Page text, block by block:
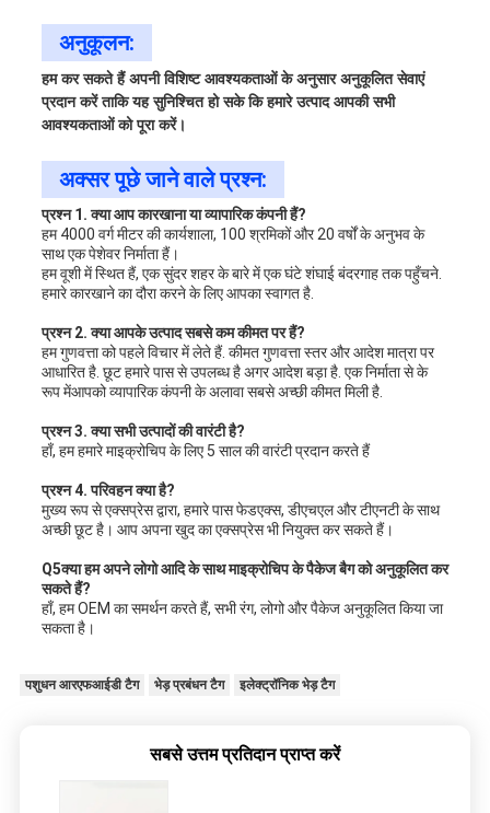
अनुकूलन:
हम कर सकते हैं अपनी विशिष्ट आवश्यकताओं के अनुसार अनुकूलित सेवाएं
प्रदान करें ताकि यह सुनिश्चित हो सके कि हमारे उत्पाद आपकी सभी
आवश्यकताओं को पूरा करें।
अक्सर पूछे जाने वाले प्रश्न:
प्रश्न 1. क्या आप कारखाना या व्यापारिक कंपनी हैं?
हम 4000 वर्ग मीटर की कार्यशाला, 100 श्रमिकों और 20 वर्षों के अनुभव के
साथ एक पेशेवर निर्माता हैं।
हम वूशी में स्थित हैं, एक सुंदर शहर के बारे में एक घंटे शंघाई बंदरगाह तक पहुँचने.
हमारे कारखाने का दौरा करने के लिए आपका स्वागत है.
प्रश्न 2. क्या आपके उत्पाद सबसे कम कीमत पर हैं?
हम गुणवत्ता को पहले विचार में लेते हैं. कीमत गुणवत्ता स्तर और आदेश मात्रा पर
आधारित है. छूट हमारे पास से उपलब्ध है अगर आदेश बड़ा है. एक निर्माता से के
रूप मेंआपको व्यापारिक कंपनी के अलावा सबसे अच्छी कीमत मिली है.
प्रश्न 3. क्या सभी उत्पादों की वारंटी है?
हाँ, हम हमारे माइक्रोचिप के लिए 5 साल की वारंटी प्रदान करते हैं
प्रश्न 4. परिवहन क्या है?
मुख्य रूप से एक्सप्रेस द्वारा, हमारे पास फेडएक्स, डीएचएल और टीएनटी के साथ
अच्छी छूट है। आप अपना खुद का एक्सप्रेस भी नियुक्त कर सकते हैं।
Q5क्या हम अपने लोगो आदि के साथ माइक्रोचिप के पैकेज बैग को अनुकूलित कर
सकते हैं?
हाँ, हम OEM का समर्थन करते हैं, सभी रंग, लोगो और पैकेज अनुकूलित किया जा
सकता है।
पशुधन आरएफआईडी टैग भेड़ प्रबंधन टैग इलेक्ट्रॉनिक भेड़ टैग
सबसे उत्तम प्रतिदान प्राप्त करें